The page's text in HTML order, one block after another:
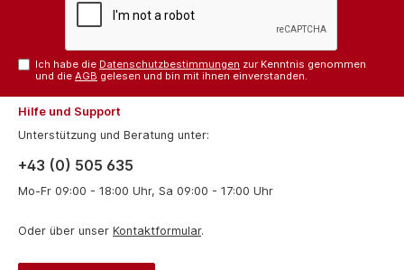
Ich habe die Datenschutzbestimmungen zur Kenntnis genommen
und dieAGB gelesen und bin mit ihnen einverstanden.
Hilfe und Support
Unterstützung und Beratung unter:
+43 (0) 505 635
Mo-Fr 09:00 - 18:00 Uhr, Sa 09:00 - 17:00 Uhr
Oder über unser Kontaktformular.